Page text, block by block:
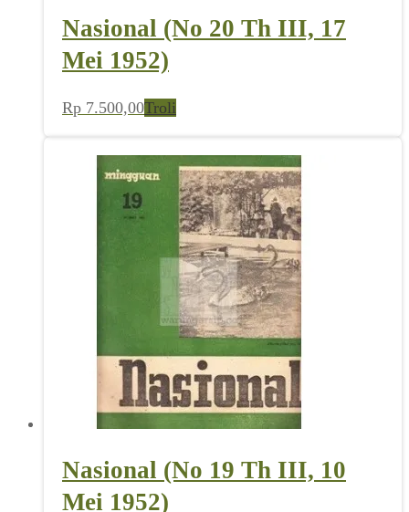
Nasional (No 20 Th III, 17
Mei 1952)
Rp 7.500,00Troli
Nasional (No 19 Th III, 10
Mei 1952)